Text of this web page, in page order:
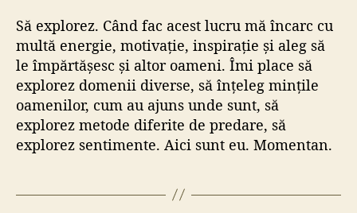
Să explorez. Când fac acest lucru mă încarc cu
multă energie, motivație, inspirație și aleg să
le împărtășesc și altor oameni. Îmi place să
explorez domenii diverse, să înțeleg mințile
oamenilor, cum au ajuns unde sunt, să
explorez metode diferite de predare, să
explorez sentimente. Aici sunt eu. Momentan.